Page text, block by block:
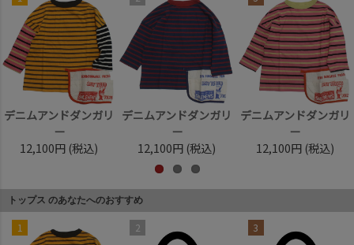
デニムアンドダンガリ
ー
12,100円 (税込)
デニムアンドダンガリ
ー
12,100円 (税込)
デニムアンドダンガリ
ー
12,100円 (税込)
トップス のあなたへのおすすめ
1 2 3